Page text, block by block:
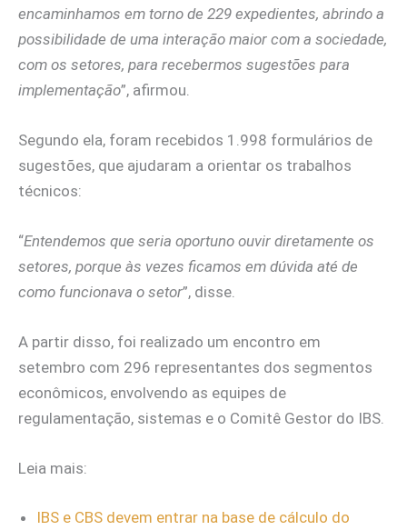
encaminhamos em torno de 229 expedientes, abrindo a
possibilidade de uma interação maior com a sociedade,
com os setores, para recebermos sugestões para
implementação”, afirmou.
Segundo ela, foram recebidos 1.998 formulários de
sugestões, que ajudaram a orientar os trabalhos
técnicos:
“Entendemos que seria oportuno ouvir diretamente os
setores, porque às vezes ficamos em dúvida até de
como funcionava o setor”, disse.
A partir disso, foi realizado um encontro em
setembro com 296 representantes dos segmentos
econômicos, envolvendo as equipes de
regulamentação, sistemas e o Comitê Gestor do IBS.
Leia mais:
IBS e CBS devem entrar na base de cálculo do